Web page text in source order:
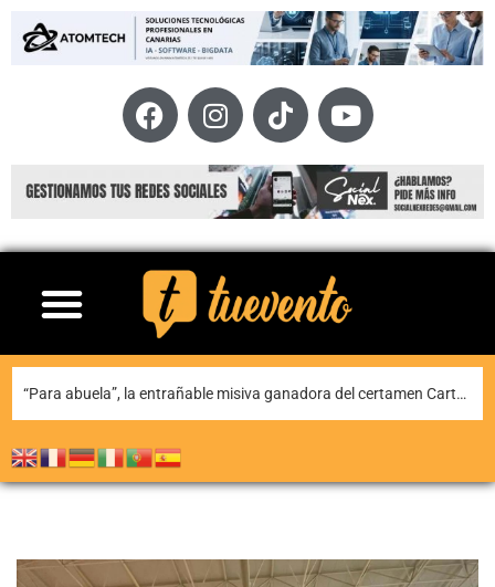
Teguise honra a Nuestra Señora de Las Nieves en la tradicional misa en la ermita